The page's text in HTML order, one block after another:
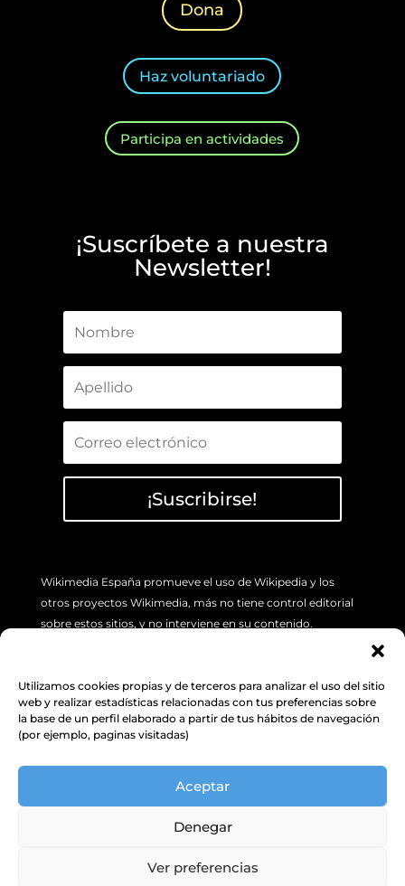
Utilizamos cookies propias y de terceros para analizar el uso del sitio
web y realizar estadísticas relacionadas con tus preferencias sobre
la base de un perfil elaborado a partir de tus hábitos de navegación
(por ejemplo, paginas visitadas)
Aceptar
Denegar
Ver preferencias
Dona
Haz voluntariado
Participa en actividades
¡Suscríbete a nuestra
Newsletter!
¡Suscribirse!
Wikimedia España promueve el uso de Wikipedia y los
otros proyectos Wikimedia, más no tiene control editorial
sobre estos sitios, y no interviene en su contenido.
favor utilice la pestaña de “Discusión”, ubicada en la parte
superior izquierda de cada artículo. Además, le sugerimos
revisar la siguienteINFORMACIÓN.
Política de Protección de datos y